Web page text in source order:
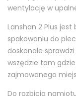
wentylację w
Lanshan 2 Plus
spakowaniu do
doskonale
wszędzie tam
zajmowanego
Do rozbicia